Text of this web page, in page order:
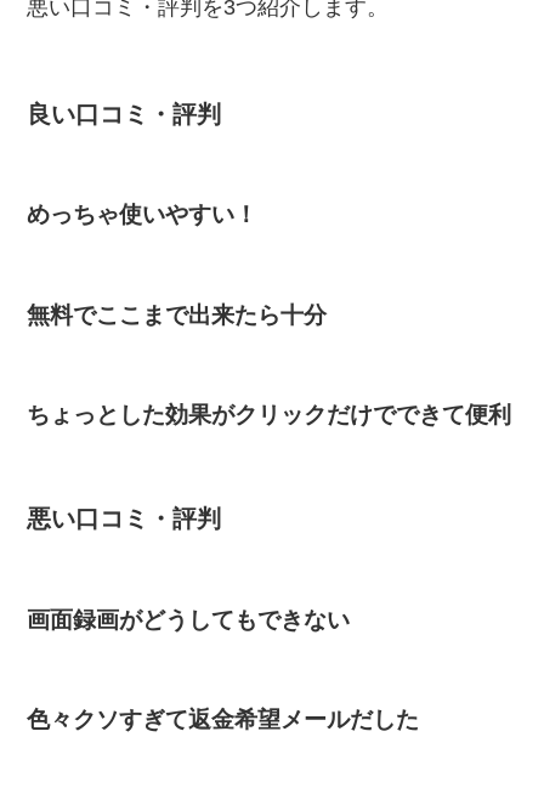
悪い口コミ・評判を3つ紹介します。
良い口コミ・評判
めっちゃ使いやすい！
無料でここまで出来たら十分
ちょっとした効果がクリックだけでできて便利
悪い口コミ・評判
画面録画がどうしてもできない
色々クソすぎて返金希望メールだした